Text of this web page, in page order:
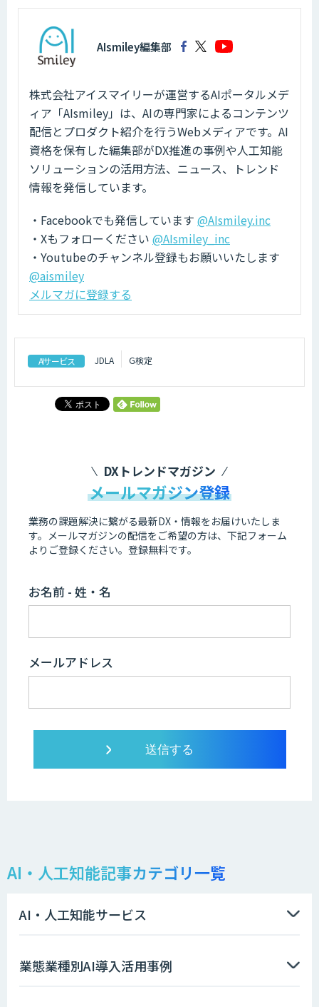
AIsmiley編集部
株式会社アイスマイリーが運営するAIポータルメデ
ィア「AIsmiley」は、AIの専門家によるコンテンツ
配信とプロダクト紹介を行うWebメディアです。AI
資格を保有した編集部がDX推進の事例や人工知能
ソリューションの活用方法、ニュース、トレンド
情報を発信しています。
・Facebookでも発信しています @AIsmiley.inc
・Xもフォローください @AIsmiley_inc
・Youtubeのチャンネル登録もお願いいたします
@aismiley
メルマガに登録する
AIサービス JDLA G検定
DXトレンドマガジン
メールマガジン登録
業務の課題解決に繋がる最新DX・情報をお届けいたしま
す。 メールマガジンの配信をご希望の方は、下記フォーム
よりご登録ください。登録無料です。
お名前 - 姓・名
メールアドレス
AI・人工知能記事カテゴリ一覧
AI・人工知能サービス
業態業種別AI導入活用事例